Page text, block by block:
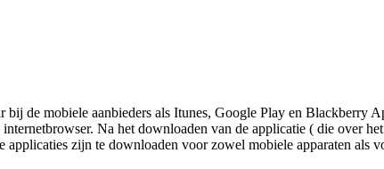
de mobiele aanbieders als Itunes, Google Play en Blackberry
Na het downloaden van de applicatie ( die over
zijn te downloaden voor zowel mobiele apparaten als